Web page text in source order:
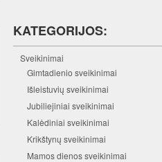
KATEGORIJOS:
Sveikinimai
Gimtadienio sveikinimai
Išleistuvių sveikinimai
Jubiliejiniai sveikinimai
Kalėdiniai sveikinimai
Krikštynų sveikinimai
Mamos dienos sveikinimai